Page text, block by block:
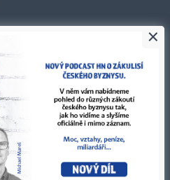
Bez písemného svolení vydavatele je
díla, zejména rozmnožování a šíření
nebo elektronickým, v českém nebo
je zakázáno též rozmnožování
analýzy textů nebo dat
×